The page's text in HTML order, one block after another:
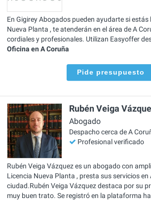
En Gigirey Abogados pueden ayudarte si
Nueva Planta , te atenderán en el área de A
cordiales y profesionales. Utilizan Easyoffer
Oficina en A Coruña
Pide presupuesto
Rubén Veiga
Abogado
Despacho cerca de A
Profesional verificado
Rubén Veiga Vázquez es un abogado con
Licencia Nueva Planta , presta sus servicios en
ciudad.Rubén Veiga Vázquez destaca por su
muy buen trato. Se registró en la plataforma